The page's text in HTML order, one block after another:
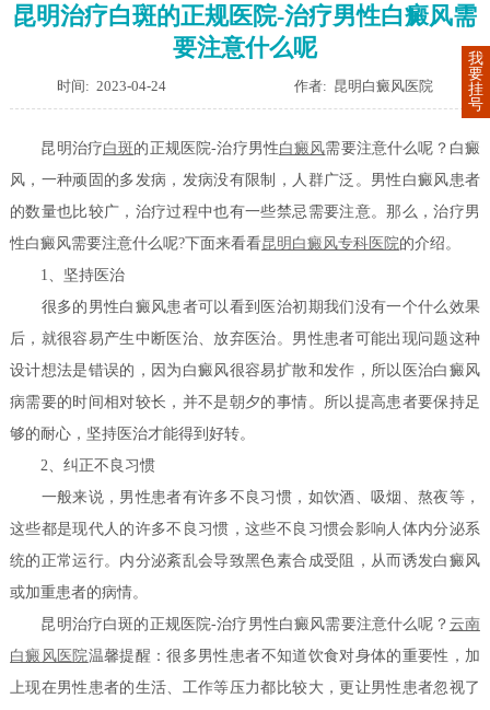
昆明治疗白斑的正规医院-治疗男性白癜风需
要注意什么呢
时间: 2023-04-24 作者: 昆明白癜风医院
昆明治疗白斑的正规医院-治疗男性白癜风需要注意什么呢？白癜
风，一种顽固的多发病，发病没有限制，人群广泛。男性白癜风患者
的数量也比较广，治疗过程中也有一些禁忌需要注意。那么，治疗男
性白癜风需要注意什么呢?下面来看看昆明白癜风专科医院的介绍。
1、坚持医治
很多的男性白癜风患者可以看到医治初期我们没有一个什么效果
后，就很容易产生中断医治、放弃医治。男性患者可能出现问题这种
设计想法是错误的，因为白癜风很容易扩散和发作，所以医治白癜风
病需要的时间相对较长，并不是朝夕的事情。所以提高患者要保持足
够的耐心，坚持医治才能得到好转。
2、纠正不良习惯
一般来说，男性患者有许多不良习惯，如饮酒、吸烟、熬夜等，
这些都是现代人的许多不良习惯，这些不良习惯会影响人体内分泌系
统的正常运行。内分泌紊乱会导致黑色素合成受阻，从而诱发白癜风
或加重患者的病情。
昆明治疗白斑的正规医院-治疗男性白癜风需要注意什么呢？ 云南
白癜风医院温馨提醒：很多男性患者不知道饮食对身体的重要性，加
上现在男性患者的生活、工作等压力都比较大，更让男性患者忽视了
我
要
挂
号